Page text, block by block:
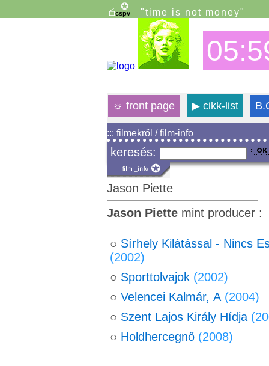
"time is not money"
☼ front page ▶cikk-list
::: filmekről / film-info
keresés:
Jason Piette
Jason Piettemint producer :
○ Sírhely Kilátással - Nincs
(2002)
○ Sporttolvajok (2002)
○ Velencei Kalmár, A (2004)
○ Szent Lajos Király Hídja
○ Holdhercegnő (2008)